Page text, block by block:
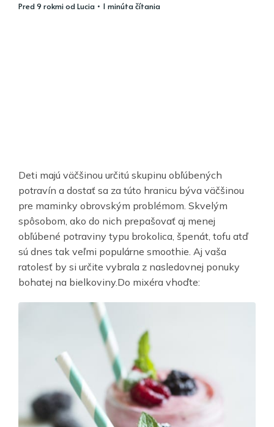
pred 9 rokmiodLucia • 1 minúta čítania
Deti majú väčšinou určitú skupinu obľúbených
potravín a dostať sa za túto hranicu býva väčšinou
pre maminky obrovským problémom. Skvelým
spôsobom, ako do nich prepašovať aj menej
obľúbené potraviny typu brokolica, špenát, tofu atď
sú dnes tak veľmi populárne smoothie. Aj vaša
ratolesť by si určite vybrala z nasledovnej ponuky
bohatej na bielkoviny.Do mixéra vhoďte: